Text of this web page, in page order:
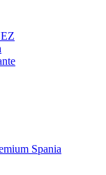
Spania